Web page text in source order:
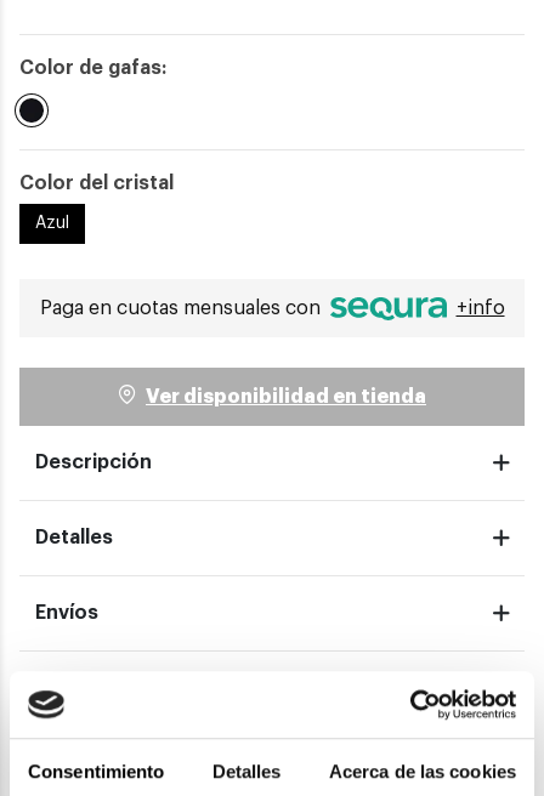
Consentimiento Detalles Acerca de las cookies
Color de gafas:
Color del cristal
Azul
Paga en cuotas mensuales con +info
Ver disponibilidad en tienda
Descripción
Detalles
Envíos
Devoluciones
Garantías